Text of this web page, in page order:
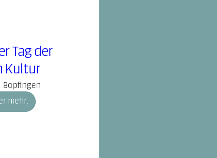
Tag der
Kultur
Bopfingen
mehr.